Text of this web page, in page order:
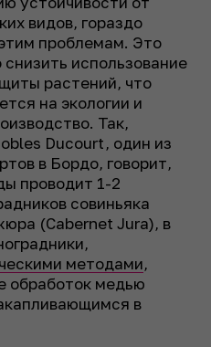
видов, гораздо
проблемам. Это
использование
растений, что
на экологии и
Так,
Ducourt, один из
в Бордо, говорит,
проводит 1-2
совиньяка
(Cabernet Jura), в
методами,
обработок медью
в